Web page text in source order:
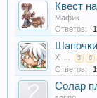
Квест
Мафик
Ответов:
X ... 5 6
Ответов:
Солар